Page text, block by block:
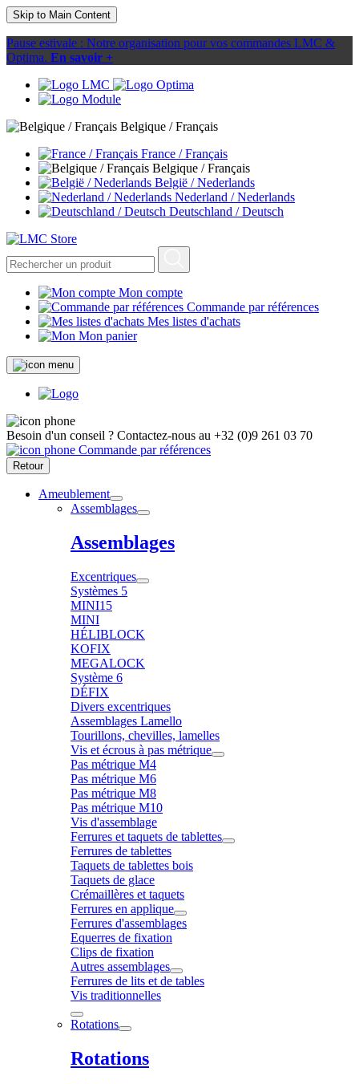
Skip to Main Content
Pause estivale : Notre organisation pour vos commandes LMC &
Optima. En savoir +
Belgique / Français
France / Français
Belgique / Français
België / Nederlands
Nederland / Nederlands
Deutschland / Deutsch
Mon compte
Commande par références
Mes listes d'achats
Mon panier
Besoin d'un conseil ? Contactez-nous au +32 (0)9 261 03 70
Commande par références
Retour
Ameublement
Assemblages
Assemblages
Excentriques
Systèmes 5
MINI15
MINI
HÉLIBLOCK
KOFIX
MEGALOCK
Système 6
DÉFIX
Divers excentriques
Assemblages Lamello
Tourillons, chevilles, lamelles
Vis et écrous à pas métrique
Pas métrique M4
Pas métrique M6
Pas métrique M8
Pas métrique M10
Vis d'assemblage
Ferrures et taquets de tablettes
Ferrures de tablettes
Taquets de tablettes bois
Taquets de glace
Crémaillères et taquets
Ferrures en applique
Ferrures d'assemblages
Equerres de fixation
Clips de fixation
Autres assemblages
Ferrures de lits et de tables
Vis traditionnelles
Rotations
Rotations